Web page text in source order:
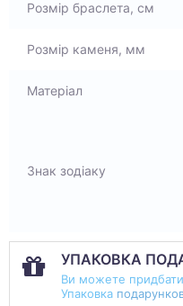
Розмір браслета, см
Розмір каменя, мм
Матеріал
Знак зодіаку
УПАКОВКА
Ви можете придбати
Упаковка